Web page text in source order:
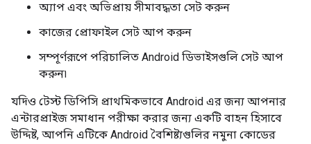
অ্যাপ এবং অভিপ্রায় সীমাবদ্ধতা সেট করুন
কাজের প্রোফাইল সেট আপ করুন
সম্পূর্ণরূপে পরিচালিত Android ডিভাইসগুলি সেট আপ
করুন৷
যদিও টেস্ট ডিপিসি প্রাথমিকভাবে Android এর জন্য আপনার
এন্টারপ্রাইজ সমাধান পরীক্ষা করার জন্য একটি বাহন হিসাবে
উদ্দিষ্ট, আপনি এটিকে Android বৈশিষ্ট্যগুলির নমুনা কোডের